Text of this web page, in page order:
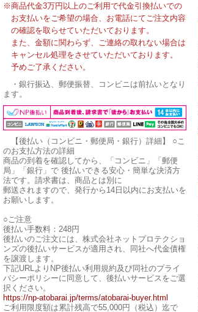
※商品代金3万円以上のご利用で代金引換払いでの
お支払いをご希望の場合、お電話にてご注文内容
の確認を取らせていただいております。
また、金額に関わらず、ご連絡の取れない場合は
キャンセル処理をさせていただいております。
予めご了承ください。
・銀行振込、郵便振替、コンビニは前払いとなり
ます。
【後払い（コンビニ・郵便局・銀行）詳細】
○こ
のお支払方法の詳細
商品の到着を確認してから、「コンビニ」「郵便
局」「銀行」で 後払いできる安心・簡単な決済方
法です。請求書は、商品とは別に
郵送されますので、発行から14日以内にお支払いを
お願いします。
○ご注意
後払い手数料：248円
後払いのご注文には、株式会社ネットプロテクショ
ンズの後払いサービスが適用され、同社へ代金債権
を譲渡します。
下記URLよりNP後払い利用規約及び同社のプライ
バシーポリシーに同意して、後払いサービスをご選
択ください。
https://np-atobarai.jp/terms/atobarai-buyer.html
ご利用限度額は累計残高で55,000円（税込）迄で